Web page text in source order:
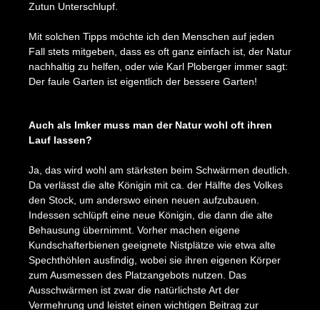
Zutun Unterschlupf.
Mit solchen Tipps möchte ich den Menschen auf jeden
Fall stets mitgeben, dass es oft ganz einfach ist, der Natur
nachhaltig zu helfen, oder wie Karl Ploberger immer sagt:
Der faule Garten ist eigentlich der bessere Garten!
Auch als Imker muss man der Natur wohl oft ihren
Lauf lassen?
Ja, das wird wohl am stärksten beim Schwärmen deutlich.
Da verlässt die alte Königin mit ca. der Hälfte des Volkes
den Stock, um anderswo einen neuen aufzubauen.
Indessen schlüpft eine neue Königin, die dann die alte
Behausung übernimmt. Vorher machen eigene
Kundschafterbienen geeignete Nistplätze wie etwa alte
Spechthöhlen ausfindig, wobei sie ihren eigenen Körper
zum Ausmessen des Platzangebots nutzen. Das
Ausschwärmen ist zwar die natürlichste Art der
Vermehrung und leistet einen wichtigen Beitrag zur